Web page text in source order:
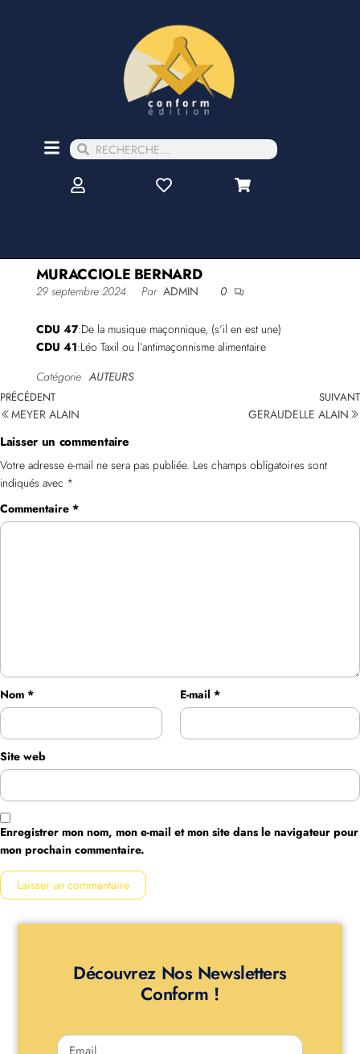
MURACCIOLE BERNARD
29 septembre 2024 Par ADMIN 0
CDU 47:De la musique maçonnique, (s’il en est une)
CDU 41:Léo Taxil ou l’antimaçonnisme alimentaire
Catégorie AUTEURS
PRÉCÉDENT
MEYER ALAIN
SUIVANT
GERAUDELLE ALAIN
Laisser un commentaire
Votre adresse e-mail ne sera pas publiée. Les champs obligatoires sont
indiqués avec *
Commentaire *
Nom * E-mail *
Site web
Enregistrer mon nom, mon e-mail et mon site dans le navigateur pour
mon prochain commentaire.
Découvrez Nos Newsletters
Conform !